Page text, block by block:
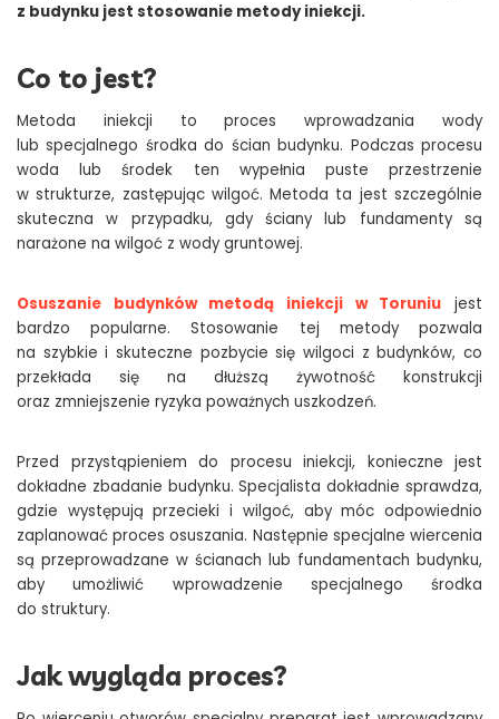
z budynku jest stosowanie metody iniekcji.
Co to jest?
Metoda iniekcji to proces wprowadzania wody
lub specjalnego środka do ścian budynku. Podczas procesu
woda lub środek ten wypełnia puste przestrzenie
w strukturze, zastępując wilgoć. Metoda ta jest szczególnie
skuteczna w przypadku, gdy ściany lub fundamenty są
narażone na wilgoć z wody gruntowej.
Osuszanie budynków metodą iniekcji w Toruniu jest
bardzo popularne. Stosowanie tej metody pozwala
na szybkie i skuteczne pozbycie się wilgoci z budynków, co
przekłada się na dłuższą żywotność konstrukcji
oraz zmniejszenie ryzyka poważnych uszkodzeń.
Przed przystąpieniem do procesu iniekcji, konieczne jest
dokładne zbadanie budynku. Specjalista dokładnie sprawdza,
gdzie występują przecieki i wilgoć, aby móc odpowiednio
zaplanować proces osuszania. Następnie specjalne wiercenia
są przeprowadzane w ścianach lub fundamentach budynku,
aby umożliwić wprowadzenie specjalnego środka
do struktury.
Jak wygląda proces?